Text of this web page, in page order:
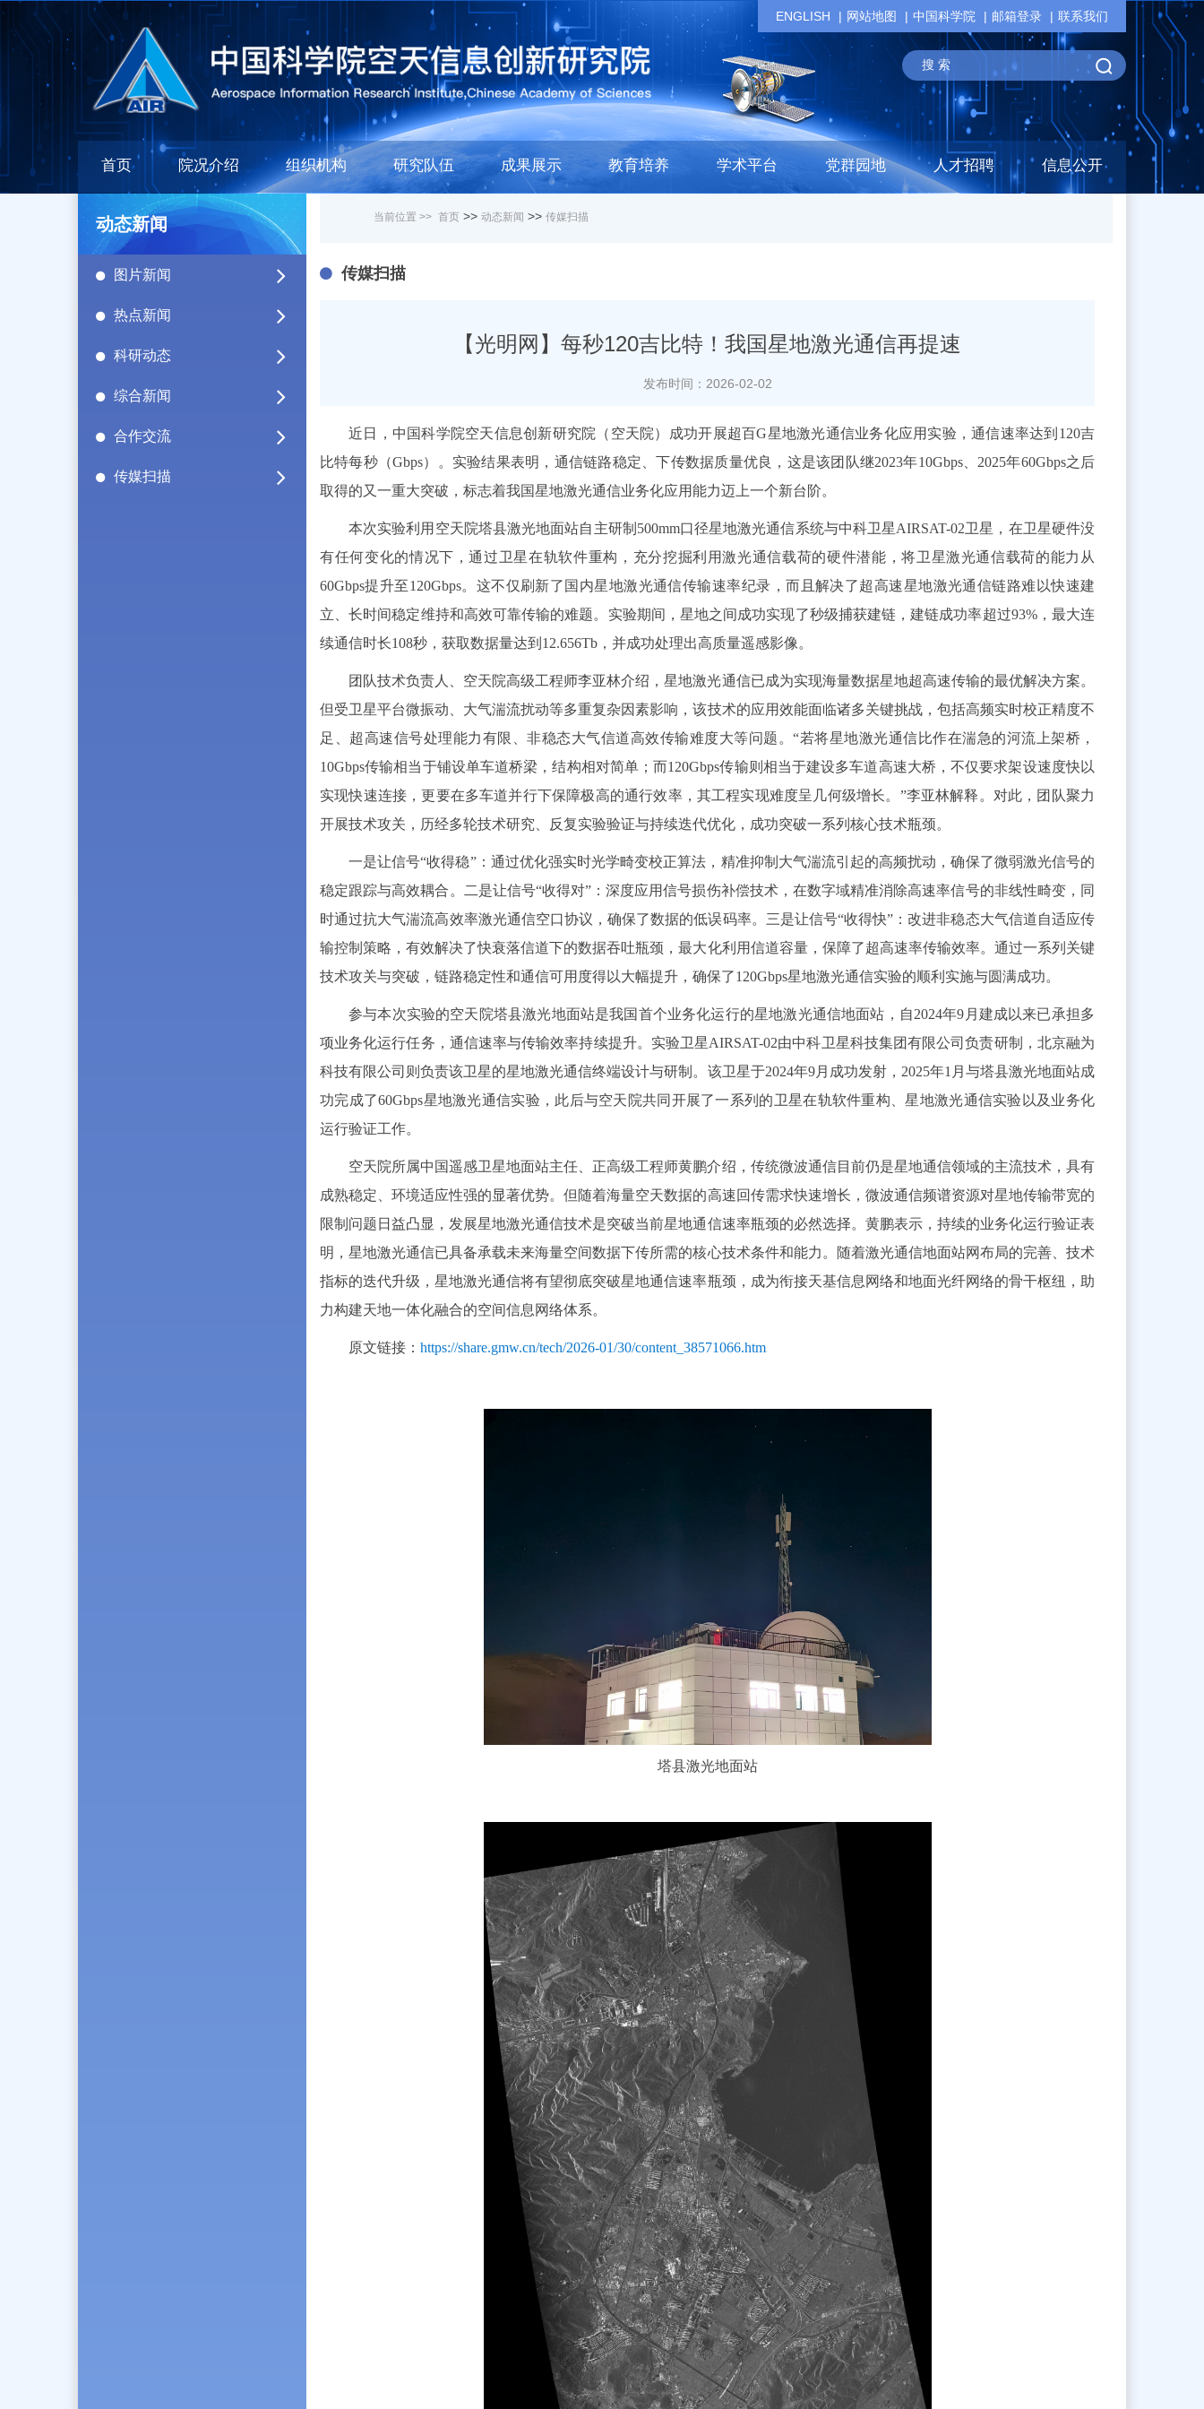
ENGLISH 网站地图 中国科学院 邮箱登录 联系我们
首页 院况介绍 组织机构 研究队伍 成果展示 教育培养 学术平台 党群园地 人才招聘 信息公开
动态新闻
图片新闻
热点新闻
科研动态
综合新闻
合作交流
传媒扫描
当前位置 >> 首页 >> 动态新闻 >> 传媒扫描
传媒扫描
【光明网】每秒120吉比特！我国星地激光通信再提速
发布时间：2026-02-02
近日，中国科学院空天信息创新研究院（空天院）成功开展超百G星地激光通信业务化应用实验，通信速率达到120吉
比特每秒（Gbps）。实验结果表明，通信链路稳定、下传数据质量优良，这是该团队继2023年10Gbps、2025年60Gbps之后
取得的又一重大突破，标志着我国星地激光通信业务化应用能力迈上一个新台阶。
本次实验利用空天院塔县激光地面站自主研制500mm口径星地激光通信系统与中科卫星AIRSAT-02卫星，在卫星硬件没
有任何变化的情况下，通过卫星在轨软件重构，充分挖掘利用激光通信载荷的硬件潜能，将卫星激光通信载荷的能力从
60Gbps提升至120Gbps。这不仅刷新了国内星地激光通信传输速率纪录，而且解决了超高速星地激光通信链路难以快速建
立、长时间稳定维持和高效可靠传输的难题。实验期间，星地之间成功实现了秒级捕获建链，建链成功率超过93%，最大连
续通信时长108秒，获取数据量达到12.656Tb，并成功处理出高质量遥感影像。
团队技术负责人、空天院高级工程师李亚林介绍，星地激光通信已成为实现海量数据星地超高速传输的最优解决方案。
但受卫星平台微振动、大气湍流扰动等多重复杂因素影响，该技术的应用效能面临诸多关键挑战，包括高频实时校正精度不
足、超高速信号处理能力有限、非稳态大气信道高效传输难度大等问题。“若将星地激光通信比作在湍急的河流上架桥，
10Gbps传输相当于铺设单车道桥梁，结构相对简单；而120Gbps传输则相当于建设多车道高速大桥，不仅要求架设速度快以
实现快速连接，更要在多车道并行下保障极高的通行效率，其工程实现难度呈几何级增长。”李亚林解释。对此，团队聚力
开展技术攻关，历经多轮技术研究、反复实验验证与持续迭代优化，成功突破一系列核心技术瓶颈。
一是让信号“收得稳”：通过优化强实时光学畸变校正算法，精准抑制大气湍流引起的高频扰动，确保了微弱激光信号的
稳定跟踪与高效耦合。二是让信号“收得对”：深度应用信号损伤补偿技术，在数字域精准消除高速率信号的非线性畸变，同
时通过抗大气湍流高效率激光通信空口协议，确保了数据的低误码率。三是让信号“收得快”：改进非稳态大气信道自适应传
输控制策略，有效解决了快衰落信道下的数据吞吐瓶颈，最大化利用信道容量，保障了超高速率传输效率。通过一系列关键
技术攻关与突破，链路稳定性和通信可用度得以大幅提升，确保了120Gbps星地激光通信实验的顺利实施与圆满成功。
参与本次实验的空天院塔县激光地面站是我国首个业务化运行的星地激光通信地面站，自2024年9月建成以来已承担多
项业务化运行任务，通信速率与传输效率持续提升。实验卫星AIRSAT-02由中科卫星科技集团有限公司负责研制，北京融为
科技有限公司则负责该卫星的星地激光通信终端设计与研制。该卫星于2024年9月成功发射，2025年1月与塔县激光地面站成
功完成了60Gbps星地激光通信实验，此后与空天院共同开展了一系列的卫星在轨软件重构、星地激光通信实验以及业务化
运行验证工作。
空天院所属中国遥感卫星地面站主任、正高级工程师黄鹏介绍，传统微波通信目前仍是星地通信领域的主流技术，具有
成熟稳定、环境适应性强的显著优势。但随着海量空天数据的高速回传需求快速增长，微波通信频谱资源对星地传输带宽的
限制问题日益凸显，发展星地激光通信技术是突破当前星地通信速率瓶颈的必然选择。黄鹏表示，持续的业务化运行验证表
明，星地激光通信已具备承载未来海量空间数据下传所需的核心技术条件和能力。随着激光通信地面站网布局的完善、技术
指标的迭代升级，星地激光通信将有望彻底突破星地通信速率瓶颈，成为衔接天基信息网络和地面光纤网络的骨干枢纽，助
力构建天地一体化融合的空间信息网络体系。
原文链接： https://share.gmw.cn/tech/2026-01/30/content_38571066.htm
塔县激光地面站